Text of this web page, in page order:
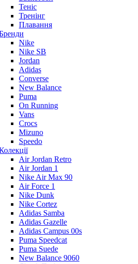
Теніс
Тренінг
Плавання
Nike
Nike SB
Jordan
Adidas
Converse
New Balance
Puma
On Running
Vans
Crocs
Mizuno
Speedo
Air Jordan Retro
Air Jordan 1
Nike Air Max 90
Air Force 1
Nike Dunk
Nike Cortez
Adidas Samba
Adidas Gazelle
Adidas Campus 00s
Puma Speedcat
Puma Suede
New Balance 9060